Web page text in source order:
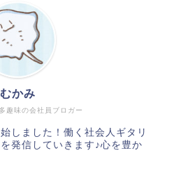
趣味の会社員ブロガー
むかみ
しました！働く社会人ギタリ
発信していきます♪心を豊か